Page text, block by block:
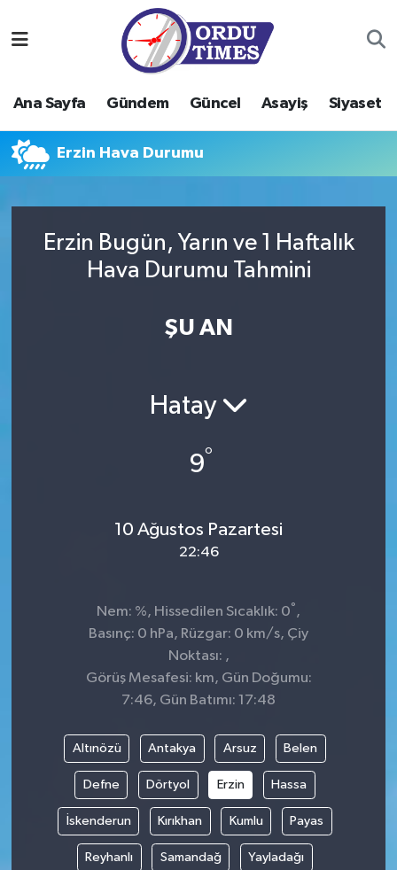
Ana Sayfa Gündem Güncel Asayiş Siyaset
Erzin Hava Durumu
Erzin Bugün, Yarın ve 1 Haftalık
Hava Durumu Tahmini
ŞU AN
Hatay
9°
10 Ağustos Pazartesi
22:46
Nem: %, Hissedilen Sıcaklık: 0° ,
Basınç: 0 hPa, Rüzgar: 0 km/s, Çiy
Noktası: ,
Görüş Mesafesi: km, Gün Doğumu:
7:46, Gün Batımı: 17:48
Altınözü Antakya Arsuz Belen
Defne Dörtyol Erzin Hassa
İskenderun Kırıkhan Kumlu Payas
Reyhanlı Samandağ Yayladağı
Gündem
Güncel
Siyaset
Ordu Nöbetçi Eczaneler
Ordu Hava Durumu
Ordu Namaz Vakitleri
Süper Lig Puan Durumu ve Fikstür
Son Dakika Haberleri